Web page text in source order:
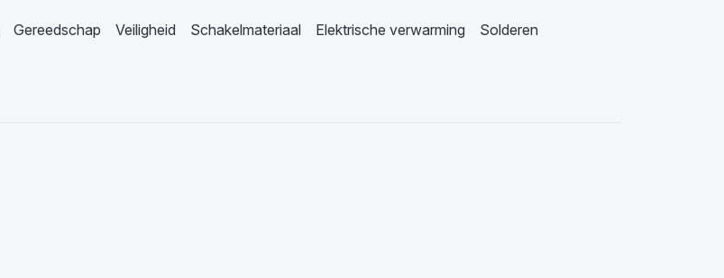
Gereedschap Veiligheid Schakelmateriaal Elektrische verwarming Solderen